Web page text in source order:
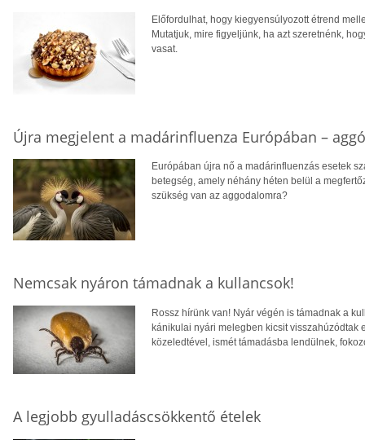
Előfordulhat, hogy kiegyensúlyozott étrend
Mutatjuk, mire figyeljünk, ha azt szeretnénk,
vasat.
Újra megjelent a madárinfluenza Európában –
Európában újra nő a madárinfluenzás esetek
betegség, amely néhány héten belül a
szükség van az aggodalomra?
Nemcsak nyáron támadnak a kullancsok!
Rossz hírünk van! Nyár végén is támadnak a
kánikulai nyári melegben kicsit
közeledtével, ismét támadásba lendülnek,
A legjobb gyulladáscsökkentő ételek